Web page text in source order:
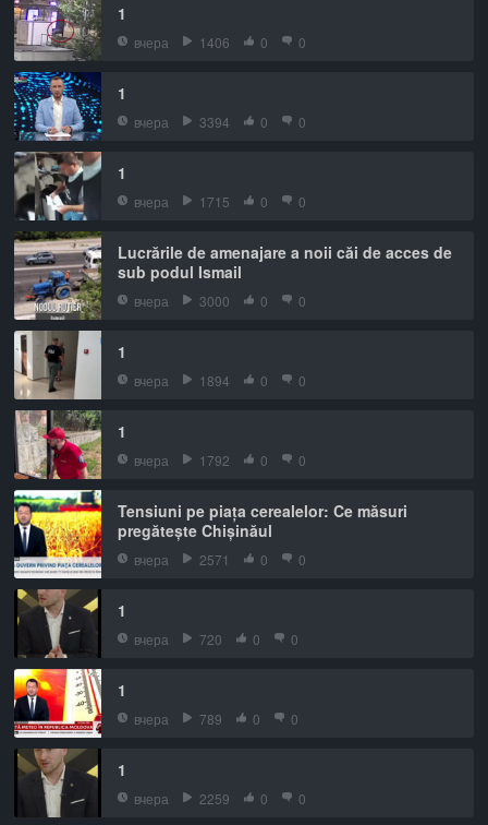
1
вчера 1406 0 0
1
вчера 3394 0 0
1
вчера 1715 0 0
Lucrările de amenajare a noii căi de acces de
sub podul Ismail
вчера 3000 0 0
1
вчера 1894 0 0
1
вчера 1792 0 0
Tensiuni pe piața cerealelor: Ce măsuri
pregătește Chișinăul
вчера 2571 0 0
1
вчера 720 0 0
1
вчера 789 0 0
1
вчера 2259 0 0